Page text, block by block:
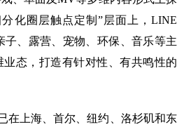
化圈层触点定制”层面上，LINE
子、露营、宠物、环保、音乐等主
态，打造有针对性、有共鸣性的
在上海、首尔、纽约、洛杉矶和东